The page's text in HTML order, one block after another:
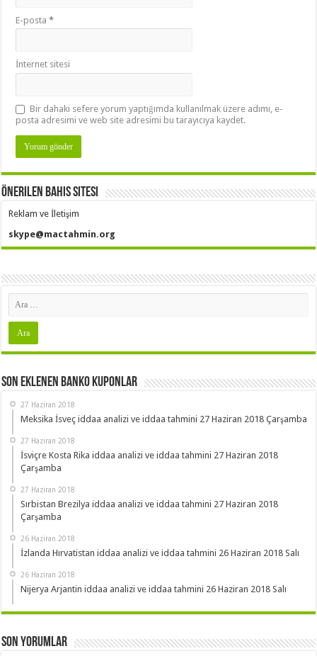
E-posta*
İnternet sitesi
Bir dahaki sefere yorum yaptığımda kullanılmak üzere adımı, e-
posta adresimi ve web site adresimi bu tarayıcıya kaydet.
Önerilen Bahis Sitesi
Reklam ve İletişim
skype@mactahmin.org
Son Eklenen Banko Kuponlar
27 Haziran 2018
Meksika İsveç iddaa analizi ve iddaa tahmini 27 Haziran 2018 Çarşamba
27 Haziran 2018
İsviçre Kosta Rika iddaa analizi ve iddaa tahmini 27 Haziran 2018
Çarşamba
27 Haziran 2018
Sırbistan Brezilya iddaa analizi ve iddaa tahmini 27 Haziran 2018
Çarşamba
26 Haziran 2018
İzlanda Hırvatistan iddaa analizi ve iddaa tahmini 26 Haziran 2018 Salı
26 Haziran 2018
Nijerya Arjantin iddaa analizi ve iddaa tahmini 26 Haziran 2018 Salı
Son Yorumlar